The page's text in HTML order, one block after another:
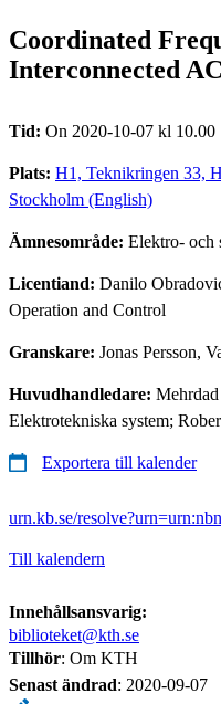
Coordinated
Interconnected
Tid: On 2020-10-07 kl 10.00
Plats: H1, Teknikringen 33,
Stockholm (English)
Ämnesområde: Elektro- och
Licentiand: Danilo
Operation and Control
Granskare: Jonas Persson,
Huvudhandledare:
Elektrotekniska system;
Exportera till kalender
urn.kb.se/
Till kalendern
Innehållsansvarig:
biblioteket@kth.se
Tillhör: Om KTH
Senast ändrad: 2020-09-07